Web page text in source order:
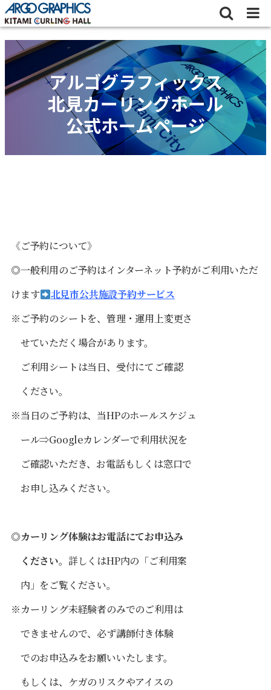
アルゴグラフィックス
北見カーリングホール
公式ホームページ
《ご予約について》
◎一般利用のご予約はインターネット予約がご利用いただ
けます
北見市公共施設予約サービス
※ご予約のシートを、 管理・運用 上変更さ
せていただく場合があります。
ご利用シートは当日、 受付にてご確認
く ださい。
※当日のご予約は、当HPのホールスケジュ
ール⇒Googleカレンダーで利用状況を
ご確認いただき、お電話もしくは窓口で
お申し込みください。
◎カーリング体験はお電話にてお申込み
く ださい。 詳しくはHP内の「ご利用案
内」 をご覧 ください。
※カーリング未経験者のみでのご利用は
できませんので、必ず講師付き体験
でのお申込みをお願いいたします。
もしくは、ケガのリスクやアイスの